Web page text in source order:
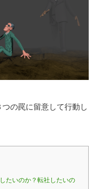
の罠に留意して行動し
たいのか？転社したいの